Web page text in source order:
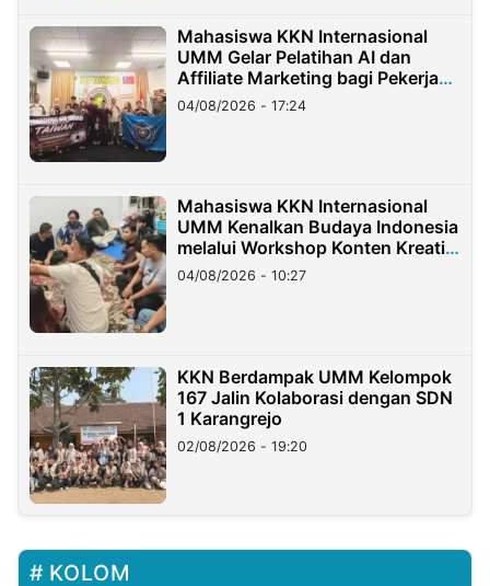
Mahasiswa KKN Internasional
UMM Gelar Pelatihan AI dan
Affiliate Marketing bagi Pekerja
Migran Indonesia di Taiwan
04/08/2026 - 17:24
Mahasiswa KKN Internasional
UMM Kenalkan Budaya Indonesia
melalui Workshop Konten Kreatif
di Taiwan
04/08/2026 - 10:27
KKN Berdampak UMM Kelompok
167 Jalin Kolaborasi dengan SDN
1 Karangrejo
02/08/2026 - 19:20
KOLOM